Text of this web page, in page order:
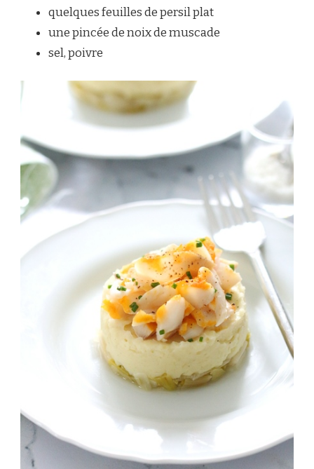
quelques feuilles de persil plat
une pincée de noix de muscade
sel, poivre